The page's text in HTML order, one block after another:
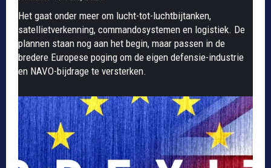
Het gaat onder meer om lucht-tot-luchtbijtanken,
satellietverkenning, commandosystemen en logistiek. De
plannen staan nog aan het begin, maar passen in de
bredere Europese poging om de eigen defensie-industrie
en NAVO-bijdrage te versterken.